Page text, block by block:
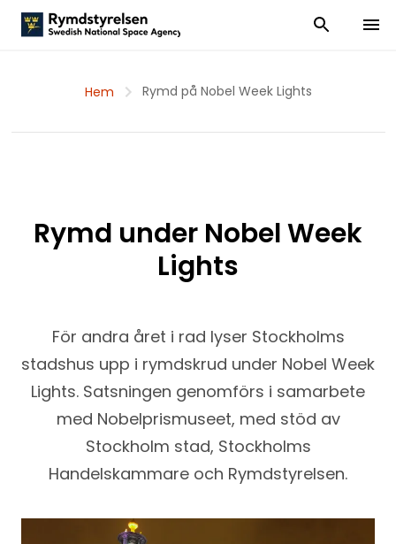
Visa och dölj
Visa
Hem Rymd på Nobel Week Lights
Rymd under Nobel Week
Lights
För andra året i rad lyser Stockholms
stadshus upp i rymdskrud under Nobel Week
Lights. Satsningen genomförs i samarbete
med Nobelprismuseet, med stöd av
Stockholm stad, Stockholms
Handelskammare och Rymdstyrelsen.